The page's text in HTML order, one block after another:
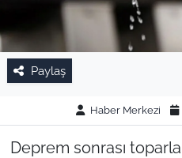
Paylaş
Haber Merkezi
Deprem sonrası